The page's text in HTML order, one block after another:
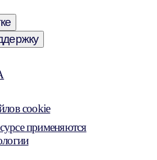
cookie
применяются